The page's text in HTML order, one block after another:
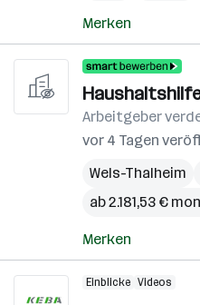
Merken
Arbeitgeber
vor 4 Tagen
Wels-Thalheim
ab 2.181,53 €
Merken
Einblicke Videos